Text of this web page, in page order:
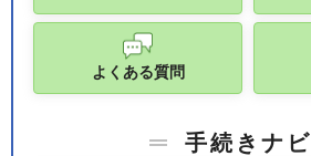
よくある質問
手続きナビ